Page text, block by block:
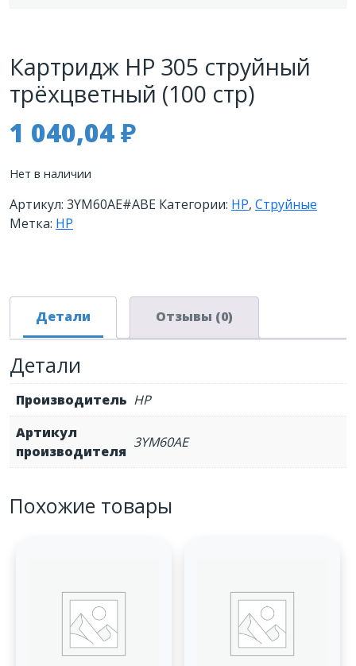
Картридж HP 305 струйный
трёхцветный (100 стр)
1 040,04₽
Нет в наличии
Артикул: 3YM60AE#ABE Категории: HP, Струйные
Метка: HP
Детали Отзывы (0)
Детали
Производитель HP
Артикул
производителя
3YM60AE
Похожие товары